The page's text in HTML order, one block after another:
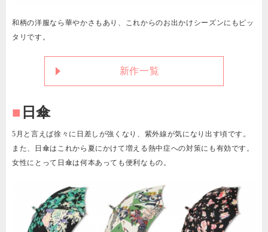
和柄の洋服なら華やかさもあり、これからのお出かけシーズンにもピッ
タリです。
新作一覧
■ 日傘
5月と言えば徐々に日差しが強くなり、紫外線が気になり出す頃です。
また、日傘はこれから夏にかけて増える熱中症への対策にも有効です。
女性にとって日傘は何本あっても便利なもの。